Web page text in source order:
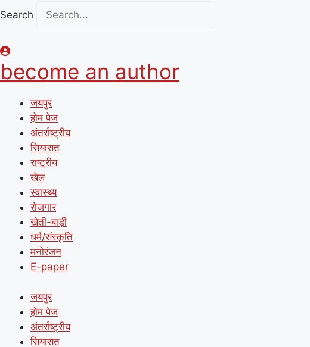
Search
become an author
जयपुर
होम पेज
अंतर्राष्ट्रीय
सियासत
राष्ट्रीय
खेल
स्वास्थ्य
रोजगार
खेती-बाड़ी
धर्म/संस्कृति
मनोरंजन
E-paper
जयपुर
होम पेज
अंतर्राष्ट्रीय
सियासत